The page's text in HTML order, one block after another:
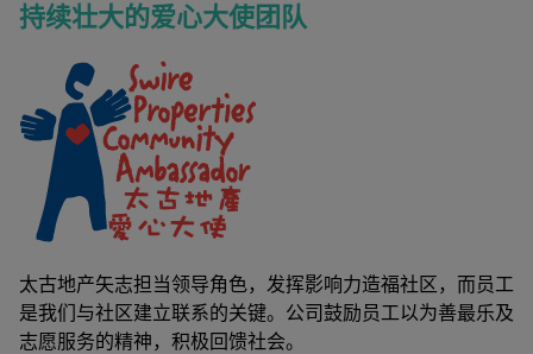
持续壮大的爱心大使团队
太古地产矢志担当领导角色，发挥影响力造福社区，而员工
是我们与社区建立联系的关键。公司鼓励员工以为善最乐及
志愿服务的精神，积极回馈社会。